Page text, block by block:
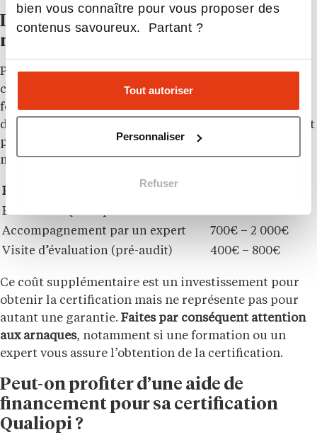
bien vous connaître pour vous proposer des
contenus savoureux. Partant ?
Tout autoriser
Personnaliser
Refuser
Des frais supplémentaires pour être
mieux préparé
Pour être préparé et avoir plus de chance d’obtenir la
certification Qualiopi, vous pouvez suivre une
formation, être accompagné ou réaliser une visite
d’évaluation. Ces préparations ont un coût, également
pris en charge par l’organisme de formation lui-
même.
Préparation à l’audit Qualiopi initial
Formation Qualiopi
Accompagnement par un expert
700€ – 2 000€
Visite d’évaluation (pré-audit)
400€ – 800€
Ce coût supplémentaire est un investissement pour
obtenir la certification mais ne représente pas pour
autant une garantie. Faites par conséquent attention
aux arnaques, notamment si une formation ou un
expert vous assure l’obtention de la certification.
Peut-on profiter d’une aide de
financement pour sa certification
Qualiopi ?